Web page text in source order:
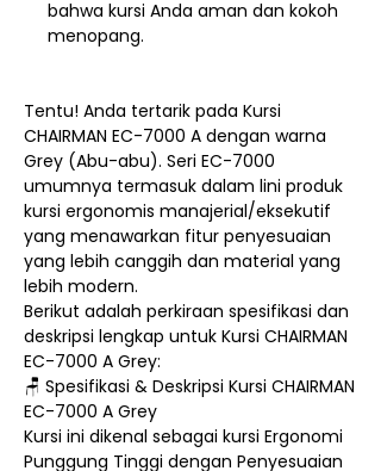
bahwa kursi Anda aman dan kokoh
menopang.
Tentu! Anda tertarik pada Kursi
CHAIRMAN EC-7000 A dengan warna
Grey (Abu-abu). Seri EC-7000
umumnya termasuk dalam lini produk
kursi ergonomis manajerial/eksekutif
yang menawarkan fitur penyesuaian
yang lebih canggih dan material yang
lebih modern.
Berikut adalah perkiraan spesifikasi dan
deskripsi lengkap untuk Kursi CHAIRMAN
EC-7000 A Grey:
🪑 Spesifikasi & Deskripsi Kursi CHAIRMAN
EC-7000 A Grey
Kursi ini dikenal sebagai kursi Ergonomi
Punggung Tinggi dengan Penyesuaian